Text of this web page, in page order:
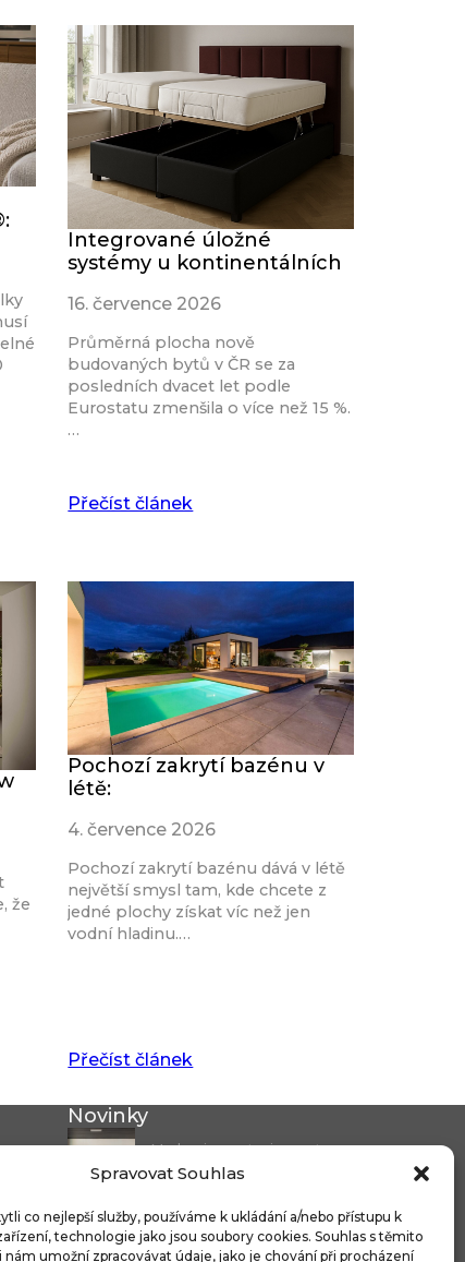
Spravovat Souhlas
co nejlepší služby, používáme k ukládání a/nebo přístupu k
technologie jako jsou soubory cookies. Souhlas s těmito
umožní zpracovávat údaje, jako je chování při procházení
Integrované úložné
systémy u kontinentálních
16. července 2026
Průměrná plocha nově
budovaných bytů v ČR se za
posledních dvacet let podle
Eurostatu zmenšila o více než 15 %.
…
Přečíst článek
že
Pochozí zakrytí bazénu v
létě:
4. července 2026
Pochozí zakrytí bazénu dává v létě
největší smysl tam, kde chcete z
jedné plochy získat víc než jen
vodní hladinu.…
Přečíst článek
Novinky
Modernizace stanice metra
Českomoravská a...
Nicoline: středomořská
elegance, která se...